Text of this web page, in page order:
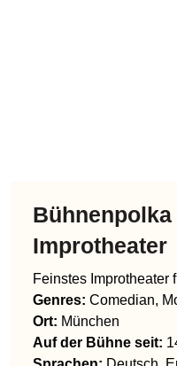
Feinstes Improtheater
Genres : Comedian,
Ort: München
Auf der Bühne seit:
Sprachen: Deutsch,